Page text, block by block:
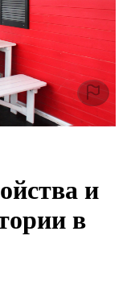
и
в